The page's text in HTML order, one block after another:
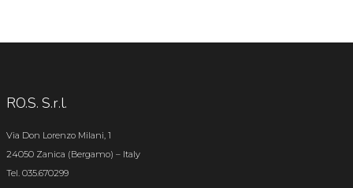
RO.S. S.r.l.
Via Don Lorenzo Milani, 1
24050 Zanica (Bergamo) – Italy
Tel. 035.670299